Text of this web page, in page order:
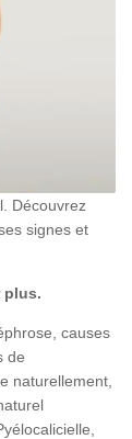
Découvrez
signes et
plus.
causes
de
naturellement,